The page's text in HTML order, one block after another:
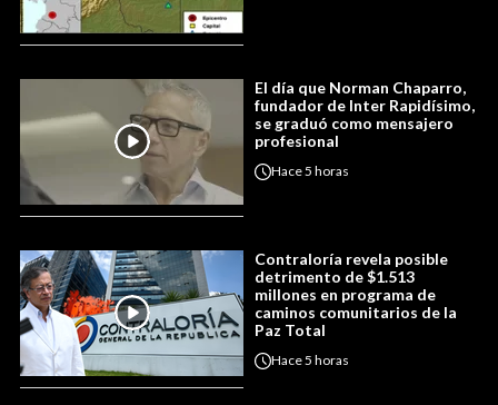
El día que Norman Chaparro,
fundador de Inter Rapidísimo,
se graduó como mensajero
profesional
Hace5 horas
Contraloría revela posible
detrimento de $1.513
millones en programa de
caminos comunitarios de la
Paz Total
Hace5 horas